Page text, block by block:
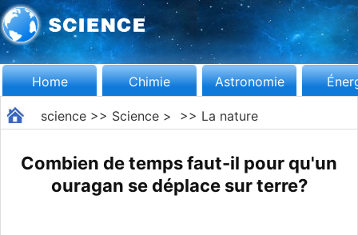
Home Chimie Astronomie
science>> Science> >> La nature
Combien de temps faut-il pour qu'un
ouragan se déplace sur terre?